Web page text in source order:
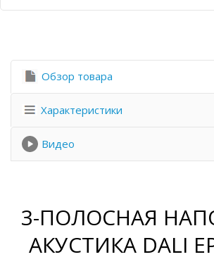
Обзор товара
Характеристики
Видео
3-ПОЛОСНАЯ
АКУСТИКА DALI